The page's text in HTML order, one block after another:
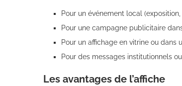
Pour un événement local
Pour une campagne publicitaire
Pour un affichage en vitrine ou dans
Pour des messages institutionnels
Les avantages de l’affiche